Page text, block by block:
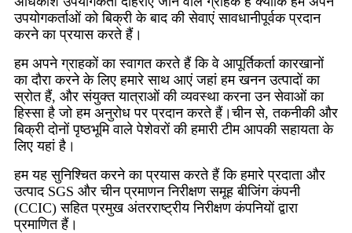
उपयोगकर्ताओं को बिक्री के बाद की सेवाएं सावधानीपूर्वक प्रदान
करने का प्रयास करते हैं।
हम अपने ग्राहकों का स्वागत करते हैं कि वे आपूर्तिकर्ता कारखानों
का दौरा करने के लिए हमारे साथ आएं जहां हम खनन उत्पादों का
स्रोत हैं, और संयुक्त यात्राओं की व्यवस्था करना उन सेवाओं का
हिस्सा है जो हम अनुरोध पर प्रदान करते हैं।चीन से, तकनीकी और
बिक्री दोनों पृष्ठभूमि वाले पेशेवरों की हमारी टीम आपकी सहायता के
लिए यहां है।
हम यह सुनिश्चित करने का प्रयास करते हैं कि हमारे प्रदाता और
उत्पाद SGS और चीन प्रमाणन निरीक्षण समूह बीजिंग कंपनी
(CCIC) सहित प्रमुख अंतरराष्ट्रीय निरीक्षण कंपनियों द्वारा
प्रमाणित हैं।